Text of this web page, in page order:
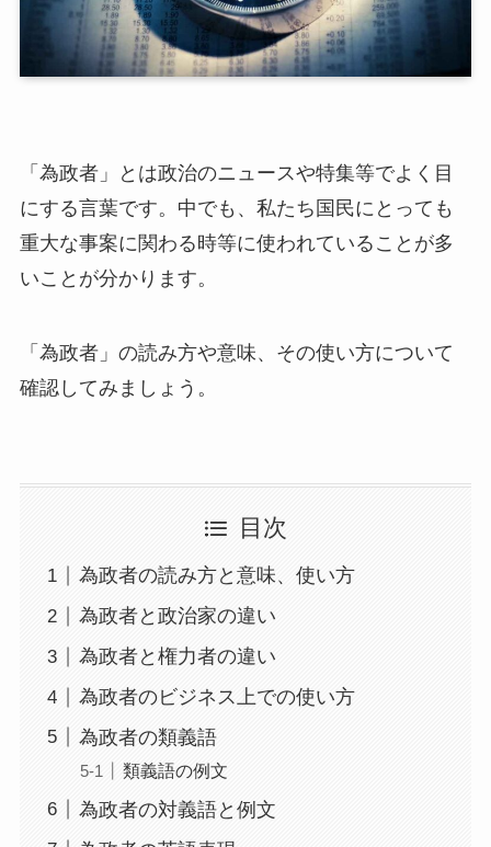
「為政者」とは政治のニュースや特集等でよく目
にする言葉です。中でも、私たち国民にとっても
重大な事案に関わる時等に使われていることが多
いことが分かります。
「為政者」の読み方や意味、その使い方について
確認してみましょう。
目次
為政者の読み方と意味、使い方
為政者と政治家の違い
為政者と権力者の違い
為政者のビジネス上での使い方
為政者の類義語
類義語の例文
為政者の対義語と例文